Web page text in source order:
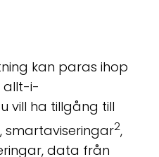
kan paras ihop
allt-i-
vill ha tillgång till
smartaviseringar2,
data från